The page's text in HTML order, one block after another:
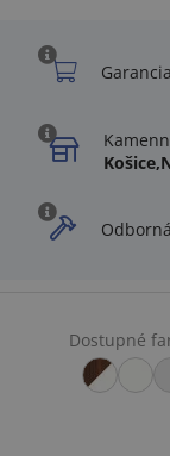
Košice,
Dostupné